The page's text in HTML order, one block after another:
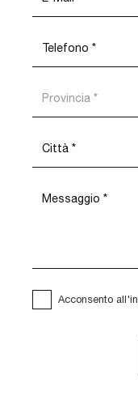
Acconsento